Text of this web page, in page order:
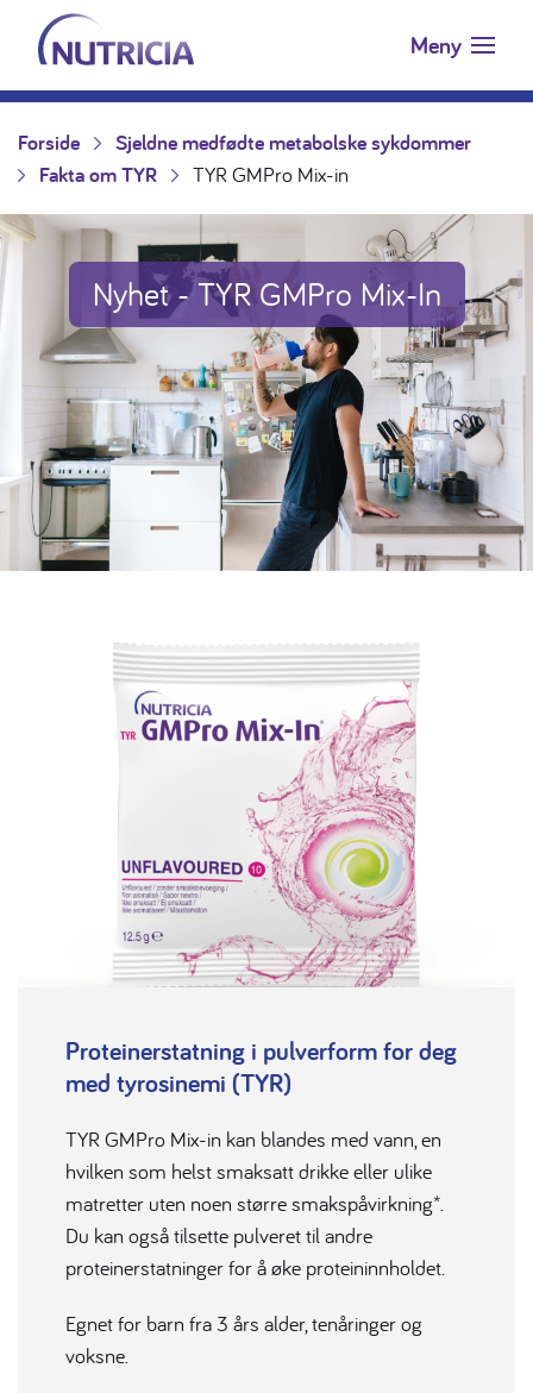
Hopp til innholdet
Nutricia.no Meny
Forside
Sjeldne medfødte metabolske sykdommer
Fakta om TYR
TYR GMPro Mix-in
Nyhet - TYR GMPro Mix-In
Proteinerstatning i pulverform for deg
med tyrosinemi (TYR)
TYR GMPro Mix-in kan blandes med vann, en
hvilken som helst smaksatt drikke eller ulike
matretter uten noen større smakspåvirkning*.
Du kan også tilsette pulveret til andre
proteinerstatninger for å øke proteininnholdet.
Egnet for barn fra 3 års alder, tenåringer og
voksne.